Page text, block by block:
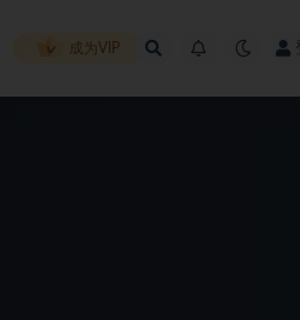
成为VIP